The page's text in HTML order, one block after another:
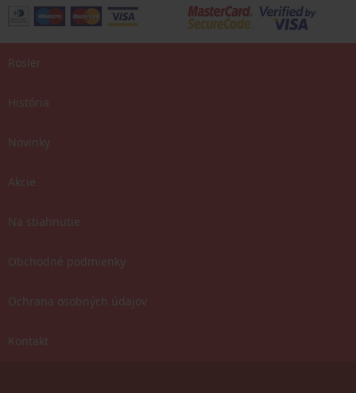
Rosler
História
Novinky
Akcie
Na stiahnutie
Obchodné podmienky
Ochrana osobných údajov
Kontakt